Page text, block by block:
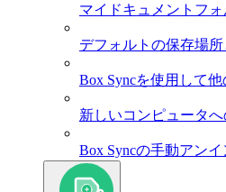
マイドキュメントフ
デフォルトの保存場所
Box Syncを使用して
新しいコンピュータ
Box Syncの手動アン